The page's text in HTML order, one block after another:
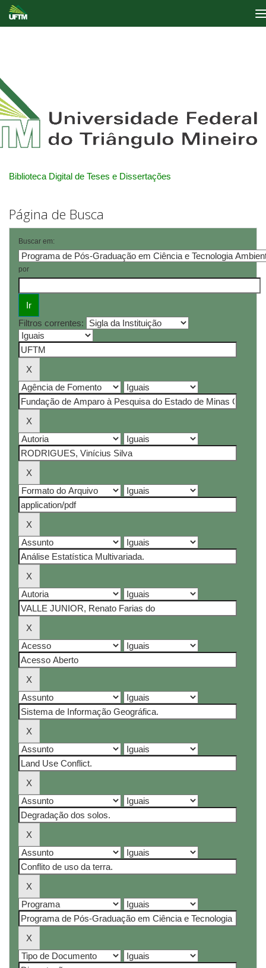
Biblioteca Digital de Teses e Dissertações
Página de Busca
Buscar em:
por
Filtros correntes: